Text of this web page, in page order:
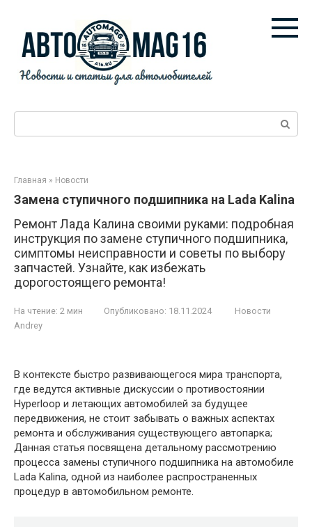
контенту
Поиск:
Главная » Новости
Замена ступичного подшипника на Lada Kalina
Ремонт Лада Калина своими руками: подробная
инструкция по замене ступичного подшипника,
симптомы неисправности и советы по выбору
запчастей. Узнайте, как избежать
дорогостоящего ремонта!
На чтение: 2 мин Опубликовано: 18.11.2024
Новости
Andrey
В контексте быстро развивающегося мира транспорта,
где ведутся активные дискуссии о противостоянии
Hyperloop и летающих автомобилей за будущее
передвижения, не стоит забывать о важных аспектах
ремонта и обслуживания существующего автопарка;
Данная статья посвящена детальному рассмотрению
процесса замены ступичного подшипника на автомобиле
Lada Kalina, одной из наиболее распространенных
процедур в автомобильном ремонте.